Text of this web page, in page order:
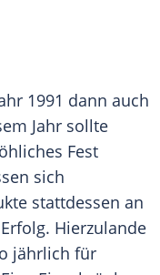
1991 dann auch
Jahr sollte
Fest
sich
stattdessen an
Hierzulande
jährlich für